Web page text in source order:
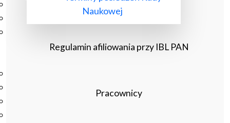
Olimpiada Literatury i Języka Polskiego
Podstawowych
Naukowej
Regulamin afiliowania przy IBL PAN
Pracownicy